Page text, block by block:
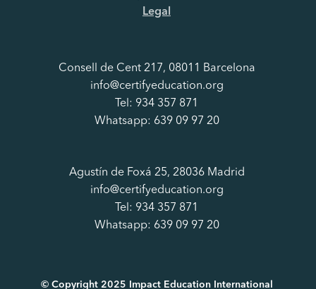
Legal
Consell de Cent 217, 08011 Barcelona
info@certifyeducation.org
Tel: 934 357 871
Whatsapp: 639 09 97 20
Agustín de Foxá 25, 28036 Madrid
info@certifyeducation.org
Tel: 934 357 871
Whatsapp: 639 09 97 20
© Copyright 2025 Impact Education International